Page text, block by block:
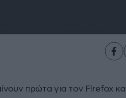
πρώτα για τον Firefox